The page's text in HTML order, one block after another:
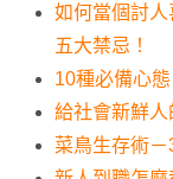
如何當個討
五大禁忌！
10種必備心
給社會新鮮
菜鳥生存術